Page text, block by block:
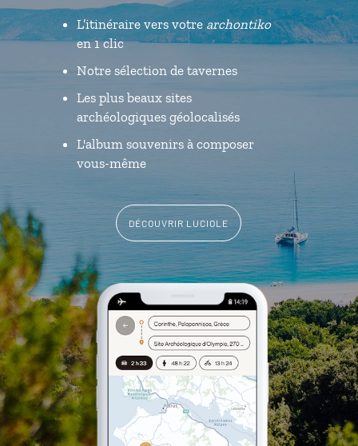
L’itinéraire vers votre archontiko
en 1 clic
Notre sélection de tavernes
Les plus beaux sites
archéologiques géolocalisés
L'album souvenirs à composer
vous-même
DÉCOUVRIR LUCIOLE